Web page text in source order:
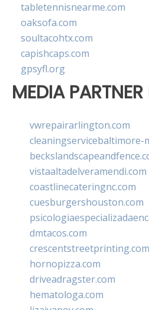
tabletennisnearme.com
oaksofa.com
soultacohtx.com
capishcaps.com
gpsyfl.org
MEDIA PARTNER
vwrepairarlington.com
cleaningservicebaltimore-
vistaaltadelveramendi.com
coastlinecateringnc.com
cuesburgershouston.com
dmtacos.com
crescentstreetprinting.com
hornopizza.com
driveadragster.com
hematologa.com